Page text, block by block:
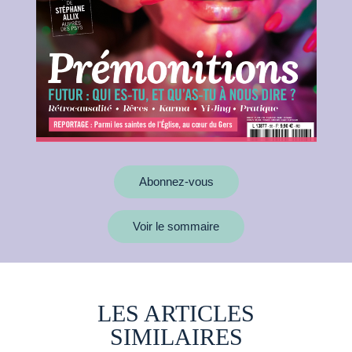
Abonnez-vous
Voir le sommaire
LES ARTICLES
SIMILAIRES